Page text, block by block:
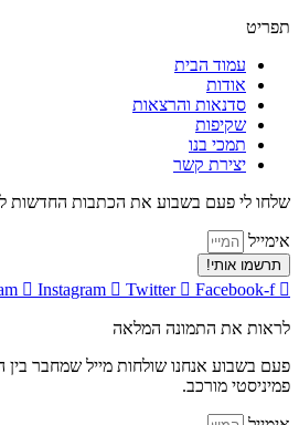
תפריט
עמוד הבית
אודות
סדנאות והרצאות
שקיפות
תמכי בנו
יצירת קשר
שלחו לי פעם בשבוע את הכתבות החדשות
אימייל
תרשמו אותי!
Instagram Twitter Facebook-f
לראות את התמונה המלאה
פעם בשבוע אנחנו שולחות מייל שמחבר בין
פמיניסטי מורכב.